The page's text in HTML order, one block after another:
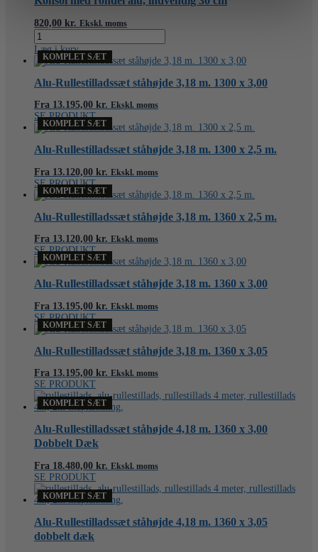
820,00 kr. Ekskl. moms
Konsol
med
rondel
alu,
indvendig
30
cm
antal
Læg i kurv
KOMPLET SÆT
Alu-Rullestilladssæt ståhøjde 3,18 m. 1300 x 3,00
Fra 13.195,00 kr. Ekskl. moms
SE PRODUKT
KOMPLET SÆT
Alu-Rullestilladssæt ståhøjde 3,18 m. 1300 x 2,5 m.
Fra 13.120,00 kr. Ekskl. moms
SE PRODUKT
KOMPLET SÆT
Alu-Rullestilladssæt ståhøjde 3,18 m. 1360 x 2,5 m.
Fra 13.120,00 kr. Ekskl. moms
SE PRODUKT
KOMPLET SÆT
Alu-Rullestilladssæt ståhøjde 3,18 m. 1360 x 3,00
Fra 13.195,00 kr. Ekskl. moms
SE PRODUKT
KOMPLET SÆT
Alu-Rullestilladssæt ståhøjde 3,18 m. 1360 x 3,05
Fra 13.195,00 kr. Ekskl. moms
SE PRODUKT
KOMPLET SÆT
Alu-Rullestilladssæt ståhøjde 4,18 m. 1360 x 3,00
Dobbelt Dæk
Fra 18.480,00 kr. Ekskl. moms
SE PRODUKT
KOMPLET SÆT
Alu-Rullestilladssæt ståhøjde 4,18 m. 1360 x 3,05
dobbelt dæk